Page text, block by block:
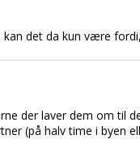
det da kun være
der laver dem om til
(på halv time i byen